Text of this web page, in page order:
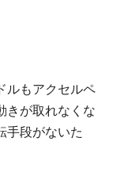
ルもアクセルペ
きが取れなくな
手段がないた